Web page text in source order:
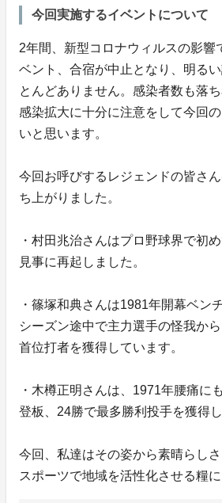
今回実施するイベントについて
2年間、新型コロナウィルスの影響
ベント、合宿が中止となり、明る
とんどありません。感染者数も落
感染拡大に十分に注意をして今回
いと思います。
今回お呼びするレジェンドの皆さ
ち上がりました。
・村田兆治さんはプロ野球界で初
見事に再起しました。
・篠塚和典さんは1981年開幕ベン
シーズン途中で主力選手の怪我か
首位打者を獲得しています。
・木樽正明さんは、1971年腰痛に
登板、24勝で最多勝利投手を獲得し
今回、私達はその姿から素晴らし
スポーツで地域を活性化させる糧